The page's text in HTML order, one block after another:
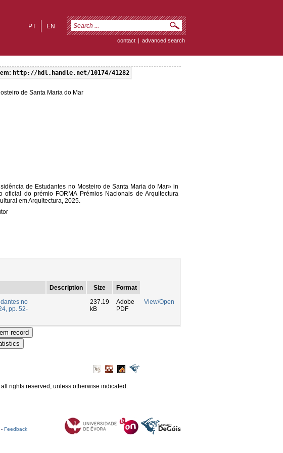
EN
PT
contact | advanced search
http://hdl.handle.net/10174/41282
de Santa Maria do Mar
de Estudantes no Mosteiro de Santa Maria do Mar» in
oficial do prémio FORMA Prémios Nacionais de Arquitectura
em Arquitectura, 2025.
Description Size
Format
no
pp. 52-
237.19
kB
Adobe
PDF
View/Open
rights reserved, unless otherwise indicated.
- Feedback